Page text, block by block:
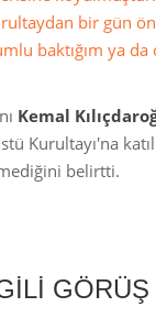
bir gün
baktığım ya
Kemal
Kurultayı'na
belirtti.